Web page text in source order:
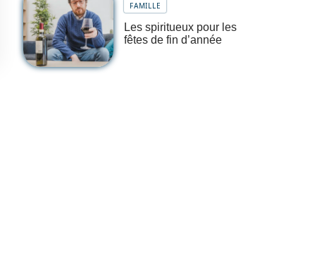
FAMILLE
Les spiritueux pour les
fêtes de fin d’année